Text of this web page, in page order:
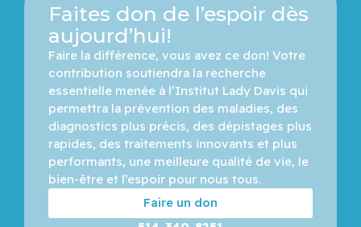
Faites don de l’espoir dès
aujourd’hui!
Faire la différence, vous avez ce don! Votre
contribution soutiendra la recherche
essentielle menée à l’Institut Lady Davis qui
permettra la prévention des maladies, des
diagnostics plus précis, des dépistages plus
rapides, des traitements innovants et plus
performants, une meilleure qualité de vie, le
bien-être et l’espoir pour nous tous.
Faire un don